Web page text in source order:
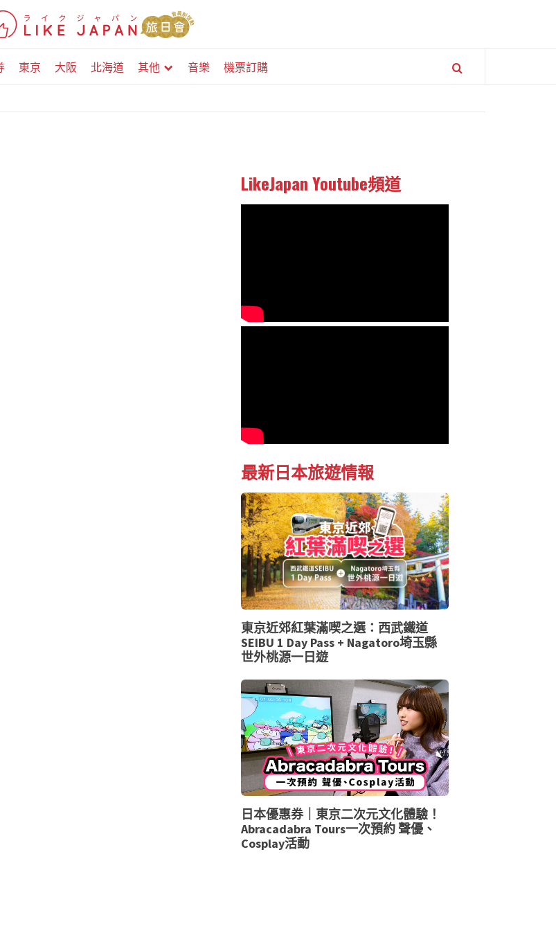
東京 大阪 北海道 其他 音樂 機票訂購
LikeJapan Youtube頻道
最新日本旅遊情報
東京近郊紅葉滿喫之選：西武鐵道
SEIBU 1 Day Pass + Nagatoro埼玉縣
世外桃源一日遊
日本優惠券｜東京二次元文化體驗！
Abracadabra Tours一次預約 聲優、
Cosplay活動